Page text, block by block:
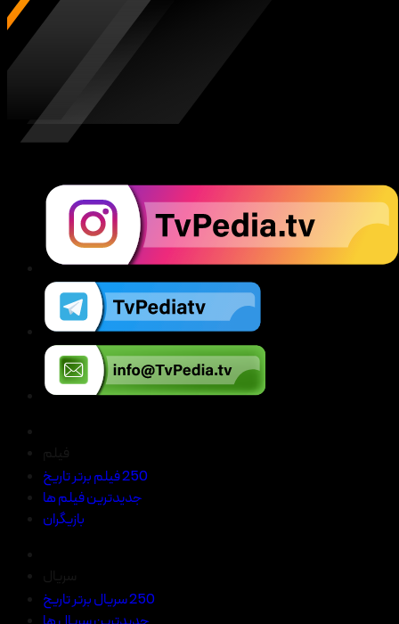
250 فیلم برتر تاریخ
جدیدترین فیلم ها
بازیگران
250 سریال برتر تاریخ